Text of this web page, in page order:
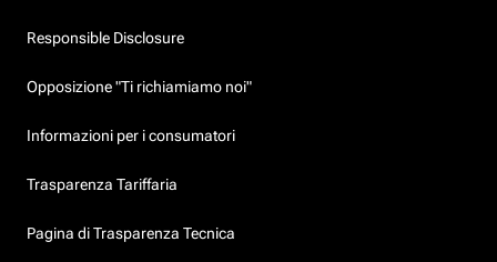
Responsible Disclosure
Opposizione "Ti richiamiamo noi"
Informazioni per i consumatori
Trasparenza Tariffaria
Pagina di Trasparenza Tecnica